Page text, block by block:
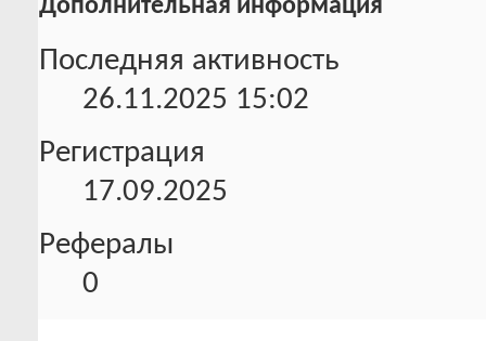
Дополнительная информация
Последняя активность
26.11.2025 15:02
Регистрация
17.09.2025
Рефералы
0